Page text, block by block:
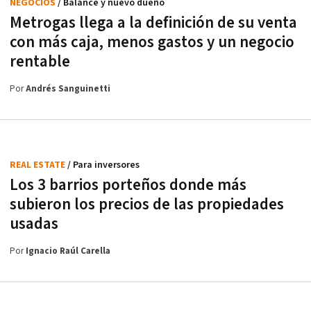
Metrogas llega a la definición de su venta
con más caja, menos gastos y un negocio
rentable
NEGOCIOS / Balance y nuevo dueño
PorAndrés Sanguinetti
Los 3 barrios porteños donde más
subieron los precios de las propiedades
usadas
REAL ESTATE/ Para inversores
PorIgnacio Raúl Carella